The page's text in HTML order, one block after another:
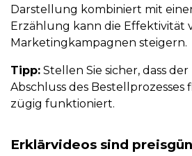
Darstellung kombiniert mit
Erzählung kann die Effektivität
Marketingkampagnen steigern.
Tipp: Stellen Sie sicher, dass
Abschluss des Bestellprozesses
zügig funktioniert.
Erklärvideos sind